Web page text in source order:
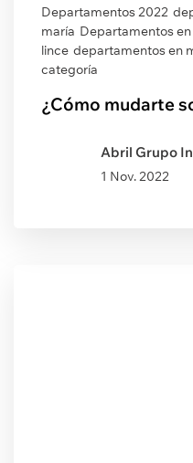
Departamentos 2022
maría Departamentos en
lince departamentos en
categoría
¿Cómo mudarte
Abril Grupo
1 Nov. 2022